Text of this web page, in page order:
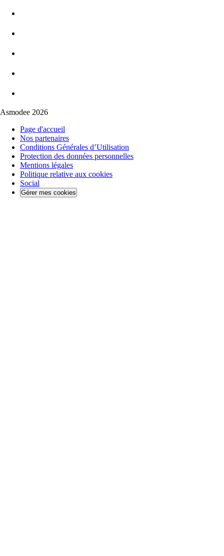
Asmodee 2026
Page d'accueil
Nos partenaires
Conditions Générales d’Utilisation
Protection des données personnelles
Mentions légales
Politique relative aux cookies
Social
Gérer mes cookies